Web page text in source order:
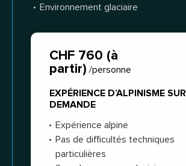
Environnement glaciaire
CHF 760 (à
partir) /personne
EXPÉRIENCE D’ALPINISME SUR
DEMANDE
Expérience alpine
Pas de difficultés techniques
particulières